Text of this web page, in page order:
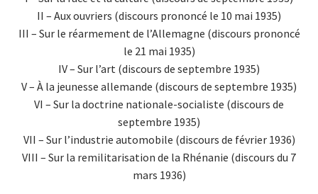
II – Aux ouvriers (discours prononcé le 10 mai 1935)
III – Sur le réarmement de l’Allemagne (discours prononcé
le 21 mai 1935)
IV – Sur l’art (discours de septembre 1935)
V – À la jeunesse allemande (discours de septembre 1935)
VI – Sur la doctrine nationale-socialiste (discours de
septembre 1935)
VII – Sur l’industrie automobile (discours de février 1936)
VIII – Sur la remilitarisation de la Rhénanie (discours du 7
mars 1936)